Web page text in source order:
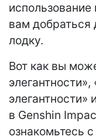
вам добраться
лодку.
Вот как вы
элегантности»
в Genshin
ознакомьтесь